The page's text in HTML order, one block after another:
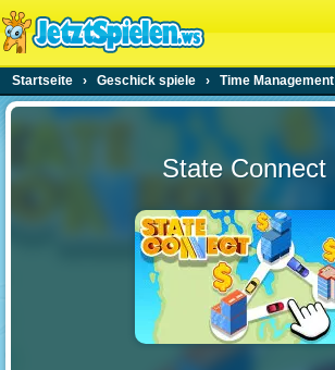
Startseite › Geschick spiele › Time Management
State Connect